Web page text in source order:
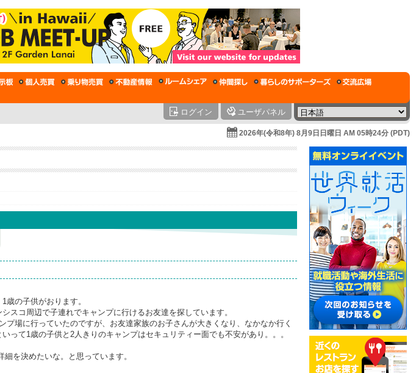
ログイン ユーザパネル
2026年(令和8年) 8月9日日曜日 AM 05時24分 (PDT)
歳の子供がおります。
スコ周辺で子連れでキャンプに行けるお友達を探しています。
プ場に行っていたのですが、お友達家族のお子さんが大きくなり、なかなか行く
って1歳の子供と2人きりのキャンプはセキュリティー面でも不安があり。。。
を決めたいな。と思っています。